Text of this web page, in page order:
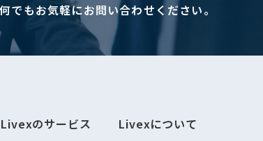
もお気軽にお問い合わせください。
Livexのサービス Livexについて